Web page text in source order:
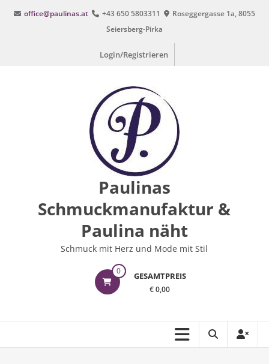
Inhalt
office@paulinas.at +43 650 5803311
Roseggergasse 1a, 8055
Seiersberg-Pirka
Login/Registrieren
Paulinas
Schmuckmanufaktur &
Paulina näht
Schmuck mit Herz und Mode mit Stil
0 GESAMTPREIS
€ 0,00